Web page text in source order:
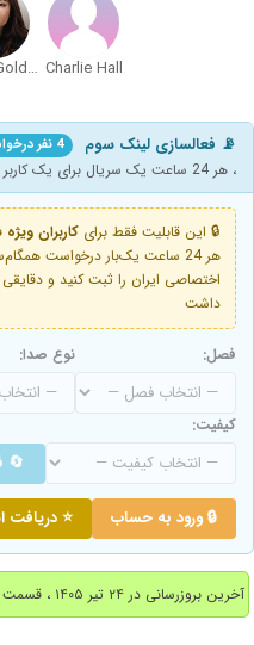
Charlie Hall
Kiarra Goldberg
📡 فعالسازی لینک سوم 4 نفر درخواست داده
، هر 24 ساعت یک سریال برای یک کاربر ویژه
🔒 این قابلیت فقط برای کاربران ویژه
اختصاصی ایران را ثبت کنید و
داشت
فصل: نوع صدا:
کیفیت:
🔄
🔒 ورود به حساب ⭐ دریافت
آخرین بروزرسانی در ۲۴ تیر ۱۴۰۵ ، قسمت 10 از فصل یک ( قسمت آخر ) اضافه شد.